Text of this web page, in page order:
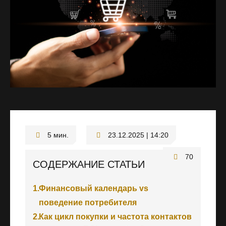
23.12.2025 | 14:20
70
СОДЕРЖАНИЕ СТАТЬИ
1.Финансовый календарь vs
поведение потребителя
2.Как цикл покупки и частота контактов